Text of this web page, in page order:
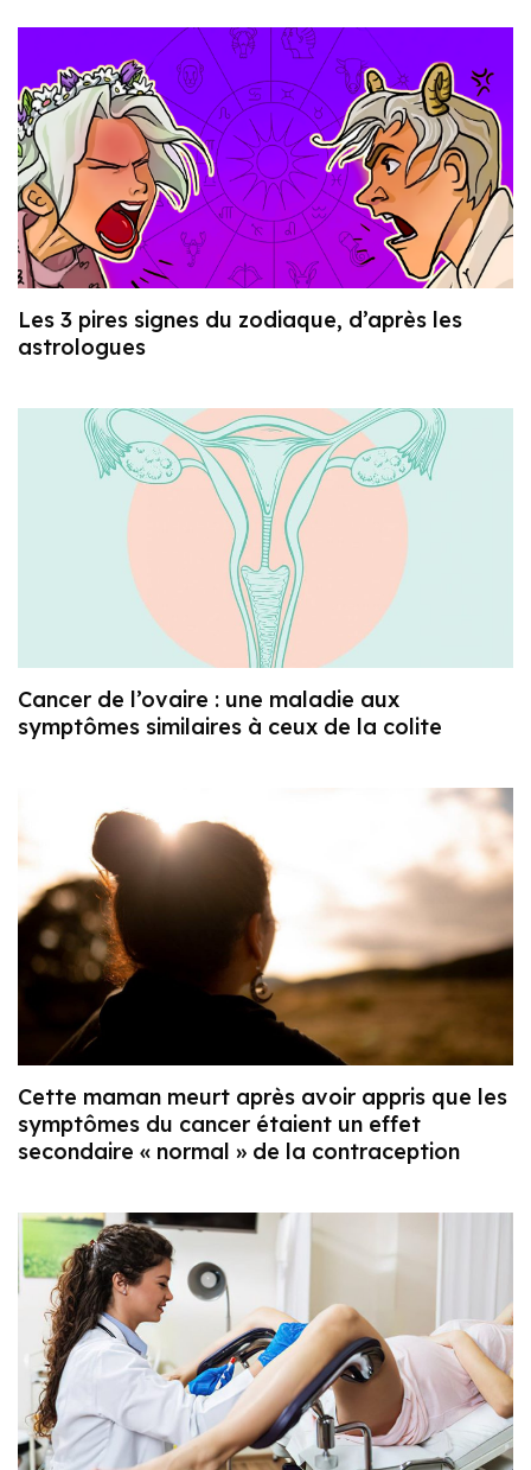
Les 3 pires signes du zodiaque, d’après les
astrologues
Cancer de l’ovaire : une maladie aux
symptômes similaires à ceux de la colite
Cette maman meurt après avoir appris que les
symptômes du cancer étaient un effet
secondaire « normal » de la contraception